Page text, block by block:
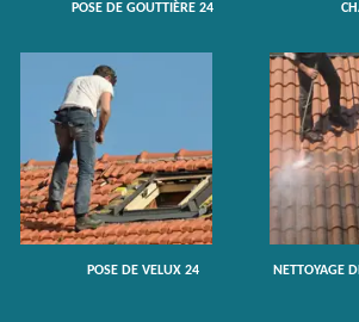
POSE DE GOUTTIÈRE 24
POSE DE VELUX 24
NETTOYAGE